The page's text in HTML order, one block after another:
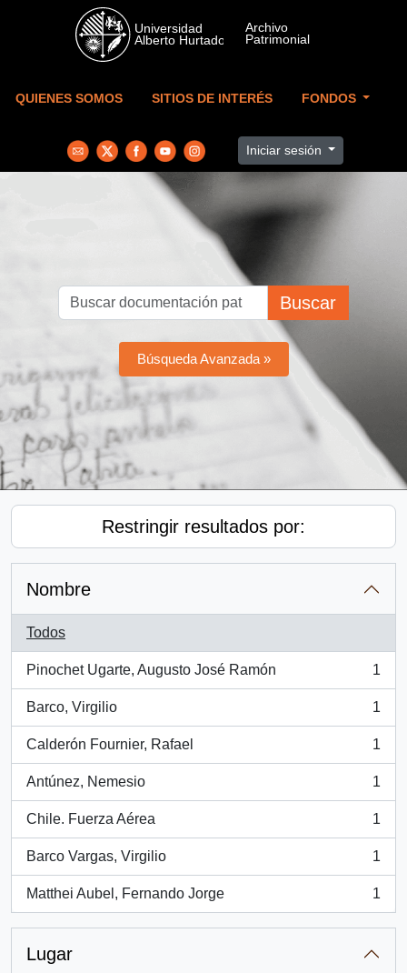
Skip to main content
QUIENES SOMOS SITIOS DE INTERÉS FONDOS
Iniciar sesión
Buscar
Búsqueda Avanzada »
Restringir resultados por:
Nombre
Todos
Pinochet Ugarte, Augusto José Ramón
, 1 resultados
1
Barco, Virgilio
, 1 resultados
1
Calderón Fournier, Rafael
, 1 resultados
1
Antúnez, Nemesio
, 1 resultados
1
Chile. Fuerza Aérea
, 1 resultados
1
Barco Vargas, Virgilio
, 1 resultados
1
Matthei Aubel, Fernando Jorge
, 1 resultados
1
Lugar